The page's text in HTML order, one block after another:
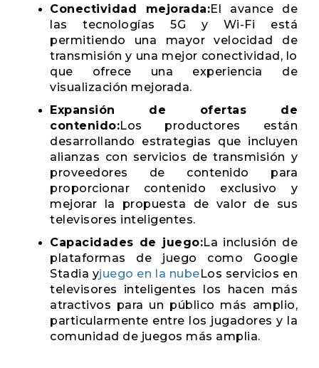
Conectividad mejorada:El avance de
las tecnologías 5G y Wi-Fi está
permitiendo una mayor velocidad de
transmisión y una mejor conectividad, lo
que ofrece una experiencia de
visualización mejorada.
Expansión de ofertas de
contenido:Los productores están
desarrollando estrategias que incluyen
alianzas con servicios de transmisión y
proveedores de contenido para
proporcionar contenido exclusivo y
mejorar la propuesta de valor de sus
televisores inteligentes.
Capacidades de juego:La inclusión de
plataformas de juego como Google
Stadia yjuego en la nubeLos servicios en
televisores inteligentes los hacen más
atractivos para un público más amplio,
particularmente entre los jugadores y la
comunidad de juegos más amplia.